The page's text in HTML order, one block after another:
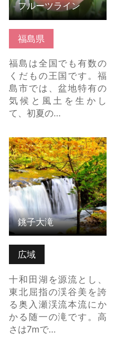
福島県
福島は全国でも有数の
くだもの王国です。福
島市では、盆地特有の
気候と風土を生かし
て、初夏の…
フルーツライン
広域
十和田湖を源流とし、
東北屈指の渓谷美を誇
る奥入瀬渓流本流にか
かる随一の滝です。高
さは7mで…
銚子大滝 の詳細はこち
ら
銚子大滝